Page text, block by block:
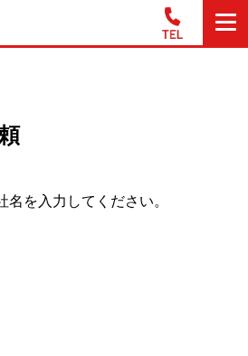
名を入力してください。